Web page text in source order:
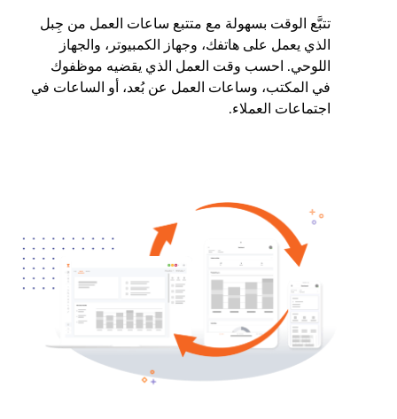
تتبَّع الوقت بسهولة مع متتبع ساعات العمل من جِبل
الذي يعمل على هاتفك، وجهاز الكمبيوتر، والجهاز
اللوحي. احسب وقت العمل الذي يقضيه موظفوك
في المكتب، وساعات العمل عن بُعد، أو الساعات في
اجتماعات العملاء.